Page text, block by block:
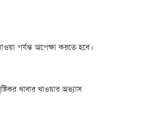
পর্যন্ত অপেক্ষা করতে হবে।
খাবার খাওয়ার অভ্যাস